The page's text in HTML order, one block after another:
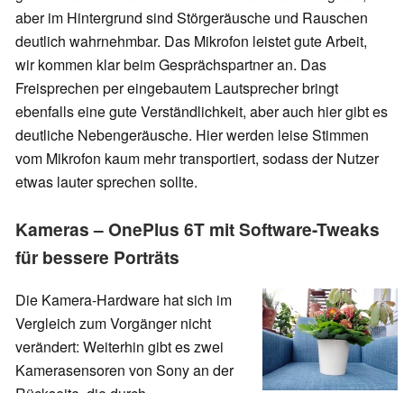
aber im Hintergrund sind Störgeräusche und Rauschen
deutlich wahrnehmbar. Das Mikrofon leistet gute Arbeit,
wir kommen klar beim Gesprächspartner an. Das
Freisprechen per eingebautem Lautsprecher bringt
ebenfalls eine gute Verständlichkeit, aber auch hier gibt es
deutliche Nebengeräusche. Hier werden leise Stimmen
vom Mikrofon kaum mehr transportiert, sodass der Nutzer
etwas lauter sprechen sollte.
Kameras – OnePlus 6T mit Software-Tweaks
für bessere Porträts
Die Kamera-Hardware hat sich im
Vergleich zum Vorgänger nicht
verändert: Weiterhin gibt es zwei
Kamerasensoren von Sony an der